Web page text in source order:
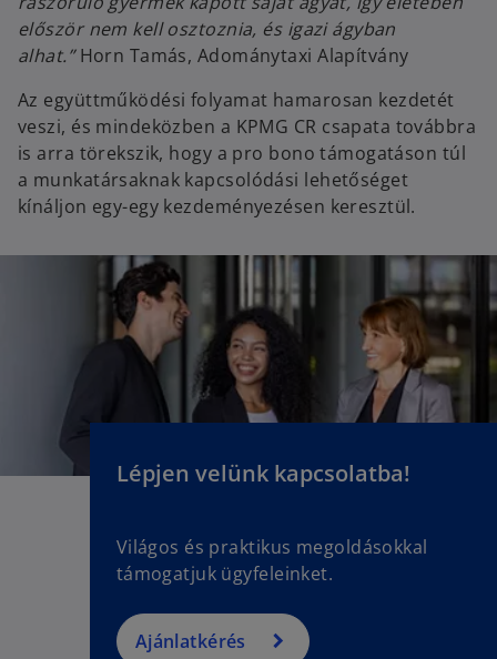
először nem kell osztoznia, és igazi ágyban
alhat.”Horn Tamás, Adománytaxi Alapítvány
Az együttműködési folyamat hamarosan kezdetét
veszi, és mindeközben a KPMG CR csapata továbbra
is arra törekszik, hogy a pro bono támogatáson túl
a munkatársaknak kapcsolódási lehetőséget
kínáljon egy-egy kezdeményezésen keresztül.
Lépjen velünk kapcsolatba!
Világos és praktikus megoldásokkal
támogatjuk ügyfeleinket.
Ajánlatkérés